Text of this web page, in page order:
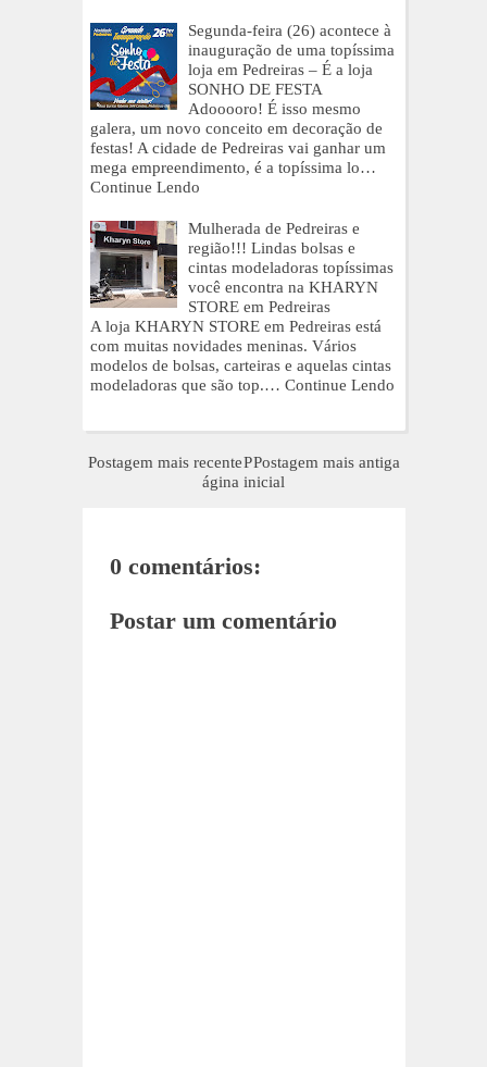
Segunda-feira (26) acontece à
inauguração de uma topíssima
loja em Pedreiras – É a loja
SONHO DE FESTA
Adooooro! É isso mesmo
galera, um novo conceito em decoração de
festas! A cidade de Pedreiras vai ganhar um
mega empreendimento, é a topíssima lo…
Continue Lendo
Mulherada de Pedreiras e
região!!! Lindas bolsas e
cintas modeladoras topíssimas
você encontra na KHARYN
STORE em Pedreiras
A loja KHARYN STORE em Pedreiras está
com muitas novidades meninas. Vários
modelos de bolsas, carteiras e aquelas cintas
modeladoras que são top.… Continue Lendo
Postagem mais recente Postagem mais antiga
P
ágina inicial
0 comentários:
Postar um comentário